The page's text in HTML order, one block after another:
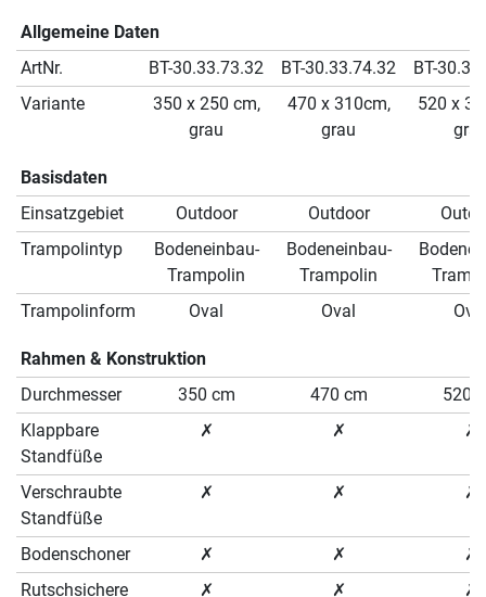
Allgemeine Daten
ArtNr.
BT-30.33.73.32 BT-30.33.74.32
BT-
Variante
350 x 250 cm,
grau
470 x 310cm,
grau
520 x
Basisdaten
Einsatzgebiet
Outdoor Outdoor
Trampolintyp
Bodeneinbau-
Trampolin
Bodeneinbau-
Trampolin
Trampolinform
Oval Oval
Rahmen & Konstruktion
Durchmesser
350 cm 470 cm
520
Klappbare
Standfüße
✗ ✗ ✗
Verschraubte
Standfüße
✗ ✗ ✗
Bodenschoner ✗ ✗
✗
Rutschsichere
✗ ✗ ✗